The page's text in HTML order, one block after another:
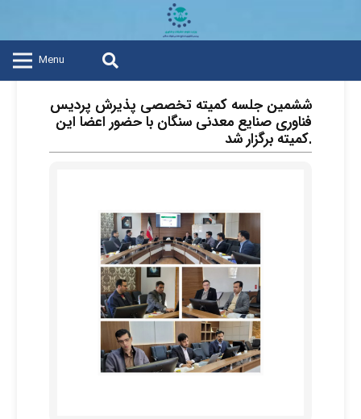
Menu
ششمین جلسه کمیته تخصصی پذیرش پردیس
فناوری صنایع معدنی سنگان با حضور اعضا این
کمیته برگزار شد.